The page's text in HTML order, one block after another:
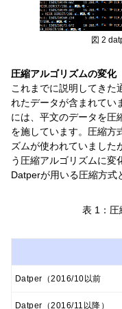
図 2
圧縮アルゴリズムの変化
これまでに説明してきた
れたデータが含まれてい
には、平文のデータを圧
を施しています。圧縮方
ズムが使われていました
う圧縮アルゴリズムに変
Datperが用いる圧縮方式
表 1：圧
Datper（2016/10以前
Datper（2016/11以降）